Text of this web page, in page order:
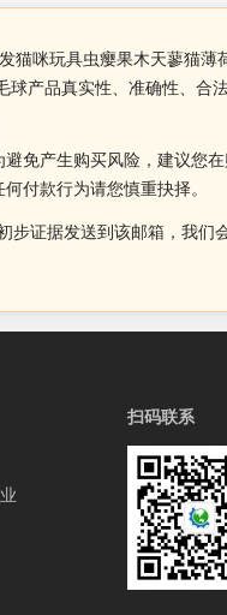
猫咪玩具虫瘿果木天蓼猫薄
产品真实性、准确性、合
免产生购买风险，建议您
付款行为请您慎重抉择。
步证据发送到该邮箱，我们
扫码联系